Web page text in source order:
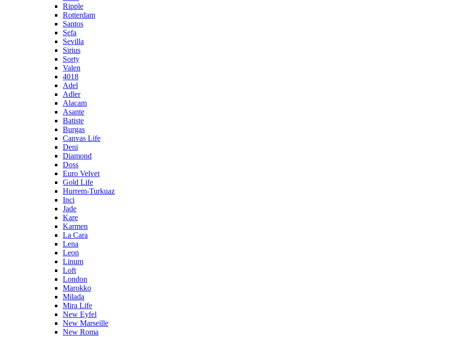
Ripple
Rotterdam
Santos
Sefa
Sevilla
Sirius
Sorty
Valen
4018
Adel
Adler
Alacam
Asante
Batiste
Burgas
Canvas Life
Deni
Diamond
Doss
Euro Velvet
Gold Life
Hurrem-Turkuaz
Inci
Jade
Kare
Karmen
La Cara
Lena
Leon
Linum
Loft
London
Marokko
Milada
Mira Life
New Eyfel
New Marseille
New Roma